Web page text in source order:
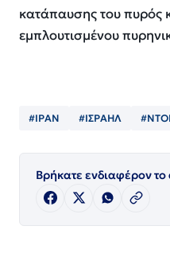
κατάπαυσης του πυρός
εμπλουτισμένου
#ΙΡΑΝ #ΙΣΡΑΗΛ
Βρήκατε ενδιαφέρον